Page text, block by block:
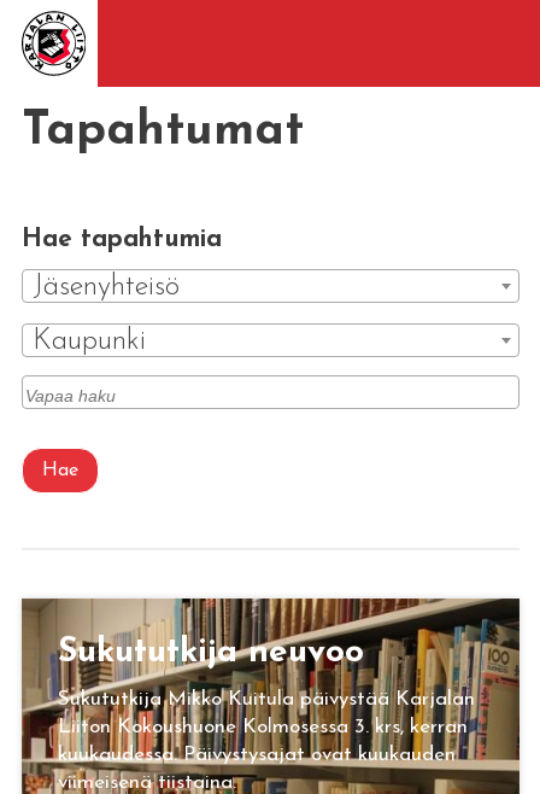
Tapahtumat
Hae tapahtumia
Jäsenyhteisö
Kaupunki
Hae
Su­ku­tut­ki­ja neu­voo
Sukututkija Mikko Kuitula päivystää Karjalan
Liiton Kokoushuone Kolmosessa 3. krs, kerran
kuukaudessa. Päivystysajat ovat kuukauden
viimeisenä tiistaina.